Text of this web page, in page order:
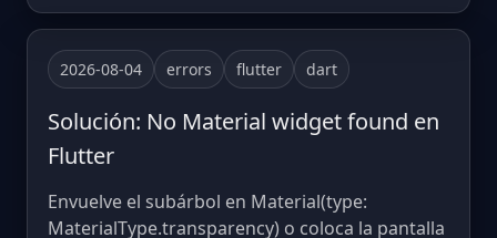
2026-08-04 errors flutter dart
Solución: No Material widget found en
Flutter
Envuelve el subárbol en Material(type:
MaterialType.transparency) o coloca la pantalla